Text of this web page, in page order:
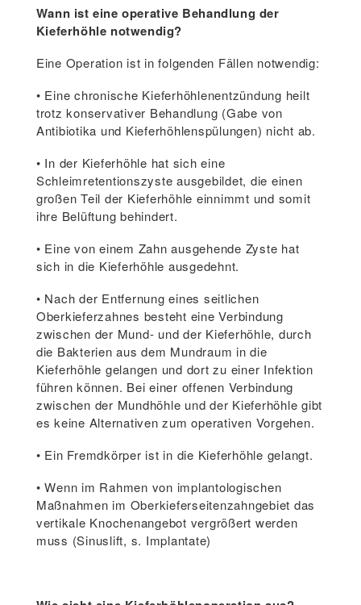
Wann ist eine operative Behandlung der
Kieferhöhle notwendig?
Eine Operation ist in folgenden Fällen notwendig:
• Eine chronische Kieferhöhlenentzündung heilt
trotz konservativer Behandlung (Gabe von
Antibiotika und Kieferhöhlenspülungen) nicht ab.
• In der Kieferhöhle hat sich eine
Schleimretentionszyste ausgebildet, die einen
großen Teil der Kieferhöhle einnimmt und somit
ihre Belüftung behindert.
• Eine von einem Zahn ausgehende Zyste hat
sich in die Kieferhöhle ausgedehnt.
• Nach der Entfernung eines seitlichen
Oberkieferzahnes besteht eine Verbindung
zwischen der Mund- und der Kieferhöhle, durch
die Bakterien aus dem Mundraum in die
Kieferhöhle gelangen und dort zu einer Infektion
führen können. Bei einer offenen Verbindung
zwischen der Mundhöhle und der Kieferhöhle gibt
es keine Alternativen zum operativen Vorgehen.
• Ein Fremdkörper ist in die Kieferhöhle gelangt.
• Wenn im Rahmen von implantologischen
Maßnahmen im Oberkieferseitenzahngebiet das
vertikale Knochenangebot vergrößert werden
muss (Sinuslift, s. Implantate)